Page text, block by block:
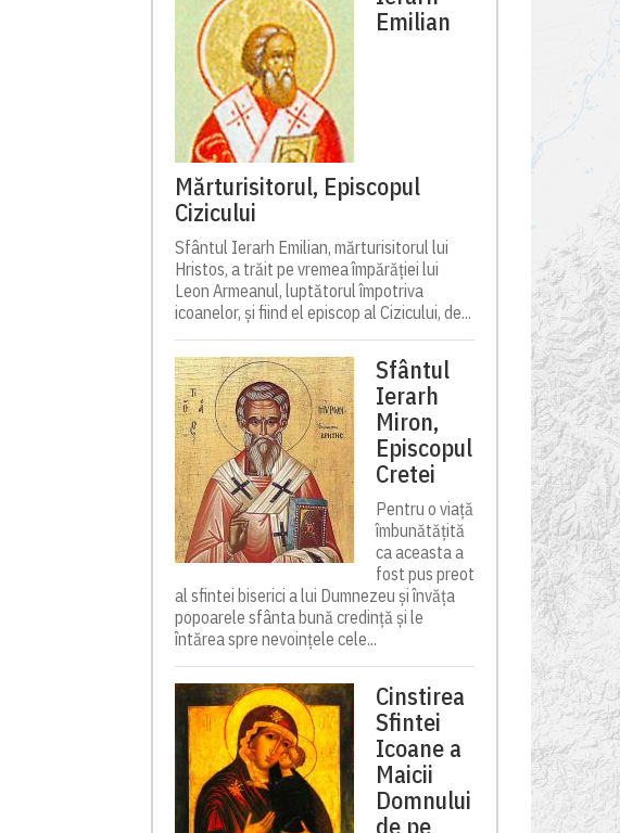
Emilian
Mărturisitorul, Episcopul
Cizicului
Sfântul Ierarh Emilian, mărturisitorul lui
Hristos, a trăit pe vremea împărăției lui
Leon Armeanul, luptătorul împotriva
icoanelor, și fiind el episcop al Cizicului, de...
Sfântul
Ierarh
Miron,
Episcopul
Cretei
Pentru o viață
îmbunătățită
ca aceasta a
fost pus preot
al sfintei biserici a lui Dumnezeu și învăța
popoarele sfânta bună credință și le
întărea spre nevoințele cele...
Cinstirea
Sfintei
Icoane a
Maicii
Domnului
de pe